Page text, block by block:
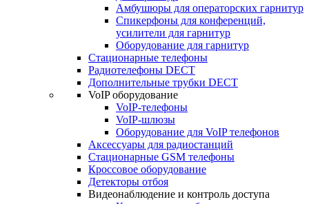
Амбушюры для операторских гарнитур
Cпикерфоны для конференций,
усилители для гарнитур
Оборудование для гарнитур
Стационарные телефоны
Радиотелефоны DECT
Дополнительные трубки DECT
VoIP оборудование
VoIP-телефоны
VoIP-шлюзы
Оборудование для VoIP телефонов
Аксессуары для радиостанций
Стационарные GSM телефоны
Кроссовое оборудование
Детекторы отбоя
Видеонаблюдение и контроль доступа